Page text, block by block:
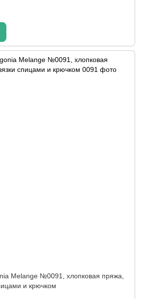
Melange №0091, хлопковая пряжа,
и крючком